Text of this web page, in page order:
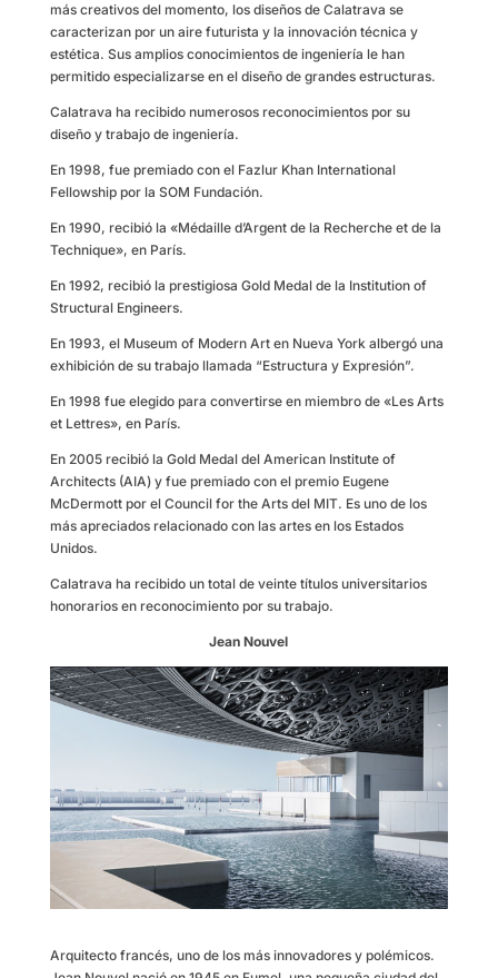
más creativos del momento, los diseños de Calatrava se
caracterizan por un aire futurista y la innovación técnica y
estética. Sus amplios conocimientos de ingeniería le han
permitido especializarse en el diseño de grandes estructuras.
Calatrava ha recibido numerosos reconocimientos por su
diseño y trabajo de ingeniería. ​
En 1998, fue premiado con el Fazlur Khan International
Fellowship por la SOM Fundación.
En 1990, recibió la «Médaille d’Argent de la Recherche et de la
Technique», en París.
En 1992, recibió la prestigiosa Gold Medal de la Institution of
Structural Engineers.
En 1993, el Museum of Modern Art en Nueva York albergó una
exhibición de su trabajo llamada “Estructura y Expresión”.
En 1998 fue elegido para convertirse en miembro de «Les Arts
et Lettres», en París.
En 2005 recibió la Gold Medal del American Institute of
Architects (AIA) y fue premiado con el premio Eugene
McDermott por el Council for the Arts del MIT. Es uno de los
más apreciados relacionado con las artes en los Estados
Unidos.
Calatrava ha recibido un total de veinte títulos universitarios
honorarios en reconocimiento por su trabajo.
Jean Nouvel
Arquitecto francés, uno de los más innovadores y polémicos.